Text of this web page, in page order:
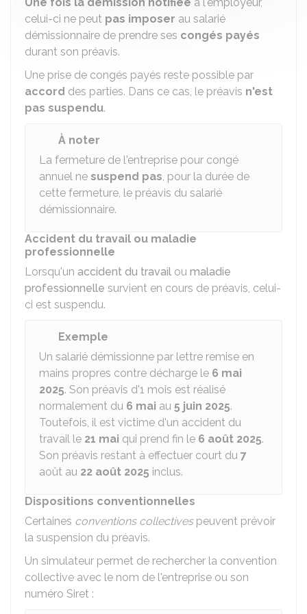
celui-ci ne peut pas imposer au salarié
démissionnaire de prendre ses congés payés
durant son préavis.
Une prise de congés payés reste possible par
accord des parties. Dans ce cas, le préavis n'est
pas suspendu.
À noter
La fermeture de l'entreprise pour congé
annuel ne suspend pas, pour la durée de
cette fermeture, le préavis du salarié
démissionnaire.
Accident du travail ou maladie
professionnelle
Lorsqu'un accident du travail ou maladie
professionnelle survient en cours de préavis, celui-
ci est suspendu.
Exemple
Un salarié démissionne par lettre remise en
mains propres contre décharge le 6 mai
2025. Son préavis d'1 mois est réalisé
normalement du 6 mai au 5 juin 2025.
Toutefois, il est victime d'un accident du
travail le 21 mai qui prend fin le 6 août 2025.
Son préavis restant à effectuer court du 7
août au 22 août 2025 inclus.
Dispositions conventionnelles
Certaines conventions collectivespeuvent prévoir
la suspension du préavis.
Un simulateur permet de rechercher la convention
collective avec le nom de l'entreprise ou son
numéro Siret :